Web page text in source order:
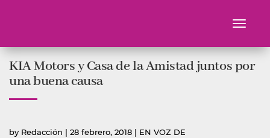
contenido
Toggle
KIA Motors y Casa de la Amistad juntos por
una buena causa
by Publicado
Redacción | 28 febrero, 2018 | Publicada
EN VOZ DE